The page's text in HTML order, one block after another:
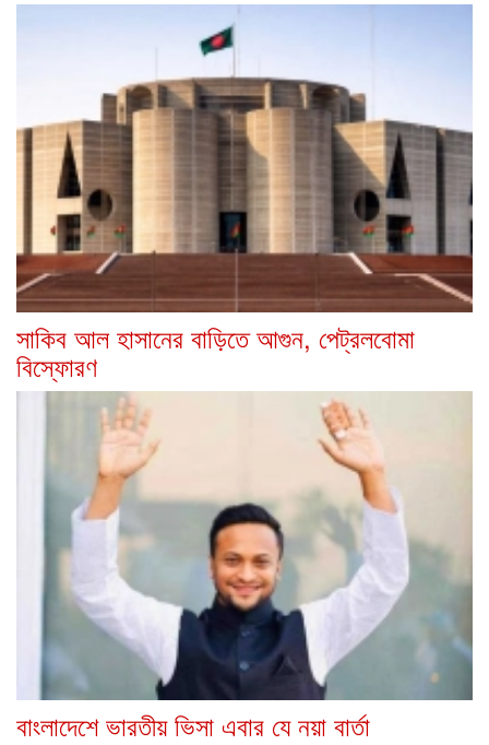
সাকিব আল হাসানের বাড়িতে আগুন, পেট্রলবোমা
বিস্ফোরণ
বাংলাদেশে ভারতীয় ভিসা এবার যে নয়া বার্তা